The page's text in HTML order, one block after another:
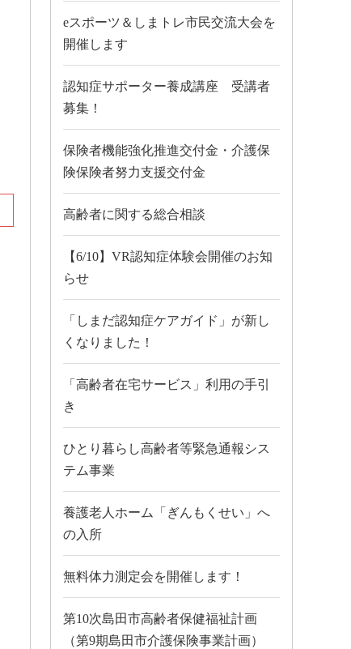
eスポーツ＆しまトレ市民交流大会を
開催します
認知症サポーター養成講座 受講者
募集！
保険者機能強化推進交付金・介護保
険保険者努力支援交付金
高齢者に関する総合相談
【6/10】VR認知症体験会開催のお知
らせ
「しまだ認知症ケアガイド」が新し
くなりました！
「高齢者在宅サービス」利用の手引
き
ひとり暮らし高齢者等緊急通報シス
テム事業
養護老人ホーム「ぎんもくせい」へ
の入所
無料体力測定会を開催します！
第10次島田市高齢者保健福祉計画
（第9期島田市介護保険事業計画）